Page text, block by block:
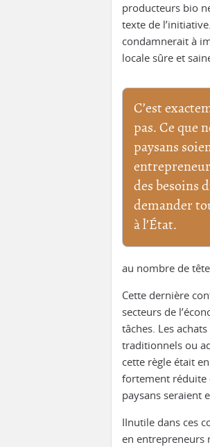
producteurs bio
texte de
condamnerait à
locale sûre et
C’est
pas. Ce que
paysans
des besoins
demander
à l’État.
au nombre de
Cette dernière
secteurs de
tâches. Les
traditionnels ou
cette règle était
fortement réduite
paysans seraient
IInutile dans ces
en entrepreneurs